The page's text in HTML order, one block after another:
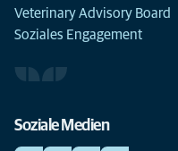
Veterinary Advisory Board
Soziales Engagement
Soziale Medien